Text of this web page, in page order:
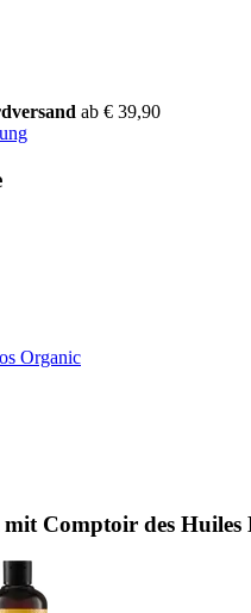
ab € 39,90
Organic
Comptoir des